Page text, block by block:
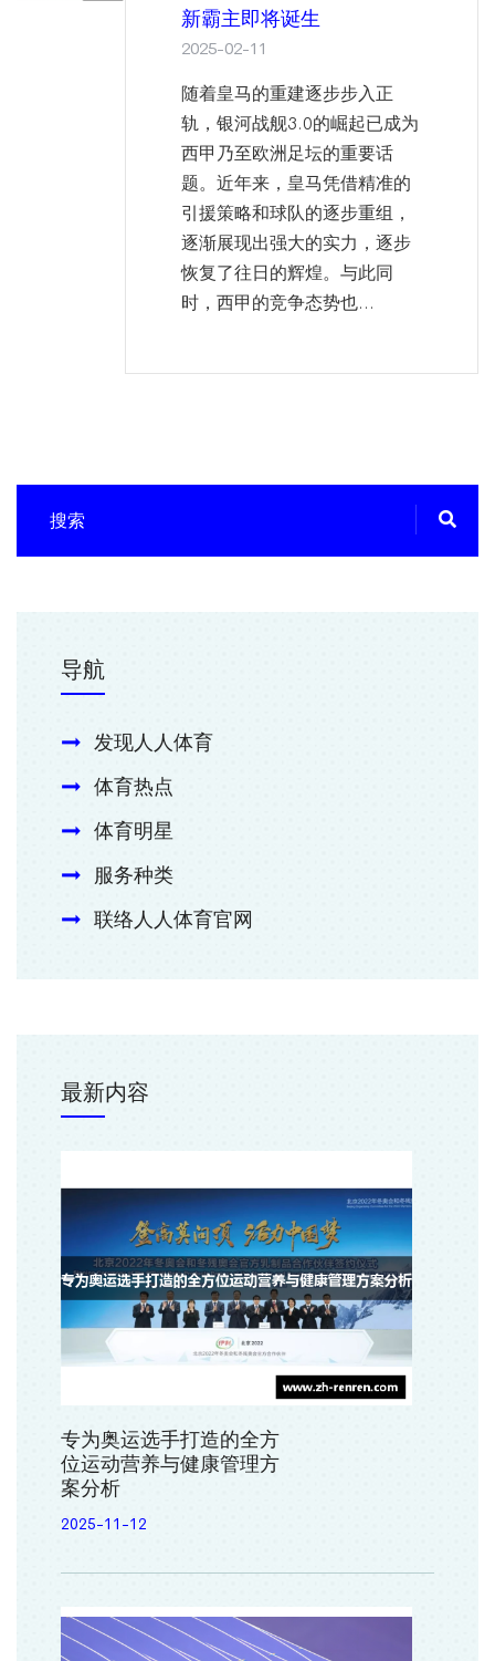
新霸主即将诞生
2025-02-11
随着皇马的重建逐步步入正
轨，银河战舰3.0的崛起已成为
西甲乃至欧洲足坛的重要话
题。近年来，皇马凭借精准的
引援策略和球队的逐步重组，
逐渐展现出强大的实力，逐步
恢复了往日的辉煌。与此同
时，西甲的竞争态势也...
导航
发现人人体育
体育热点
体育明星
服务种类
联络人人体育官网
最新内容
专为奥运选手打造的全方
位运动营养与健康管理方
案分析
2025-11-12